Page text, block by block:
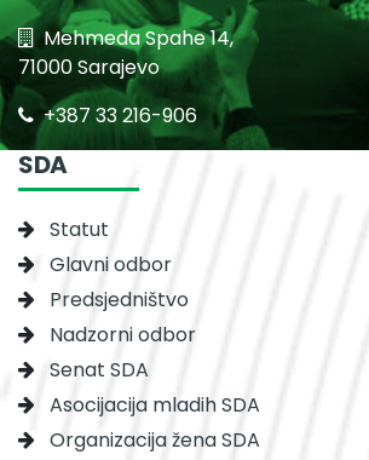
Mehmeda Spahe 14,
71000 Sarajevo
+387 33 216-906
SDA
Statut
Glavni odbor
Predsjedništvo
Nadzorni odbor
Senat SDA
Asocijacija mladih SDA
Organizacija žena SDA